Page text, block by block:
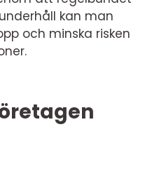
kan man
och minska risken